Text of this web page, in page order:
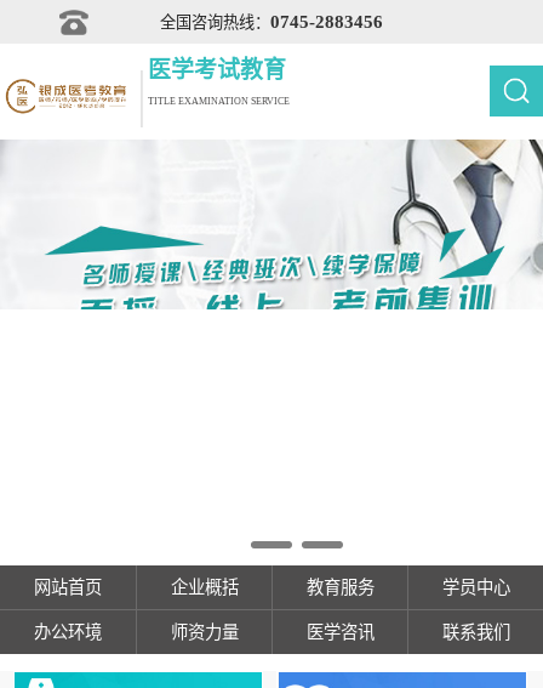
全国咨询热线： 0745-2883456
医学考试教育
TITLE EXAMINATION SERVICE
网站首页 企业概括 教育服务 学员中心
办公环境 师资力量 医学咨讯 联系我们